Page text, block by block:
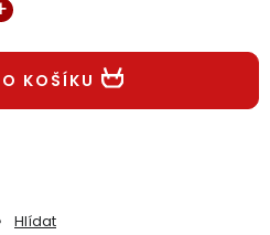
Odstoupení ve lhůtě 14 dní
údajů
KOŠÍKU
Hlídat